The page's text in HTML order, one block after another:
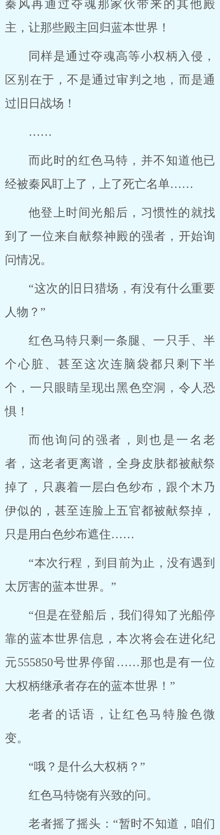
秦风再通过夺魂那家伙带来的其他殿
主，让那些殿主回归蓝本世界！
同样是通过夺魂高等小权柄入侵，
区别在于，不是通过审判之地，而是通
过旧日战场！
……
而此时的红色马特，并不知道他已
经被秦风盯上了，上了死亡名单……
他登上时间光船后，习惯性的就找
到了一位来自献祭神殿的强者，开始询
问情况。
“这次的旧日猎场，有没有什么重要
人物？”
红色马特只剩一条腿、一只手、半
个心脏、甚至这次连脑袋都只剩下半
个，一只眼睛呈现出黑色空洞，令人恐
惧！
而他询问的强者，则也是一名老
者，这老者更离谱，全身皮肤都被献祭
掉了，只裹着一层白色纱布，跟个木乃
伊似的，甚至连脸上五官都被献祭掉，
只是用白色纱布遮住……
“本次行程，到目前为止，没有遇到
太厉害的蓝本世界。”
“但是在登船后，我们得知了光船停
靠的蓝本世界信息，本次将会在进化纪
元555850号世界停留……那也是有一位
大权柄继承者存在的蓝本世界！”
老者的话语，让红色马特脸色微
变。
“哦？是什么大权柄？”
红色马特饶有兴致的问。
老者摇了摇头：“暂时不知道，咱们